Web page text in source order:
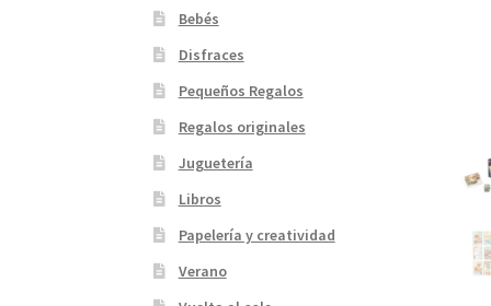
Bebés
Disfraces
Pequeños Regalos
Regalos originales
Juguetería
Libros
Papelería y creatividad
Verano